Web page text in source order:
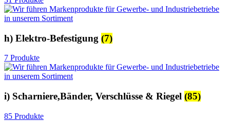
h) Elektro-Befestigung (7)
7 Produkte
i) Scharniere,Bänder, Verschlüsse & Riegel (85)
85 Produkte